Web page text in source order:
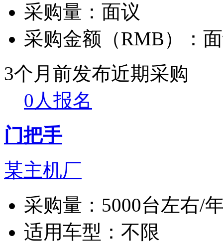
采购量： 面议
采购金额（RMB）：
3个月前发布近期采购
0人报名
门把手
某主机厂
采购量： 5000台左右/
适用车型： 不限